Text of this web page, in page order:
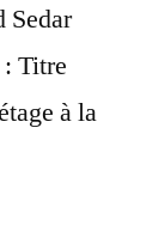
Sedar
Titre
à la